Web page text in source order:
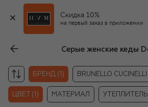
Скидка 10%
на первый заказ в приложении
БРЕНД (1) BRUNELLO CUCINELLI
ЦВЕТ (1) МАТЕРИАЛ УТЕПЛИТЕЛЬ